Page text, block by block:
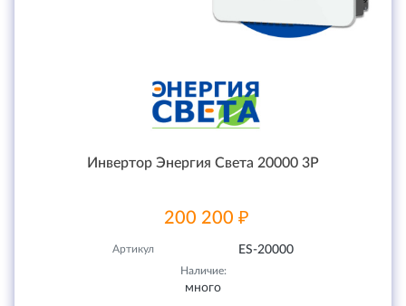
Инвертор Энергия Света 20000 3P
200 200 ₽
Артикул ES-20000
Наличие:
много